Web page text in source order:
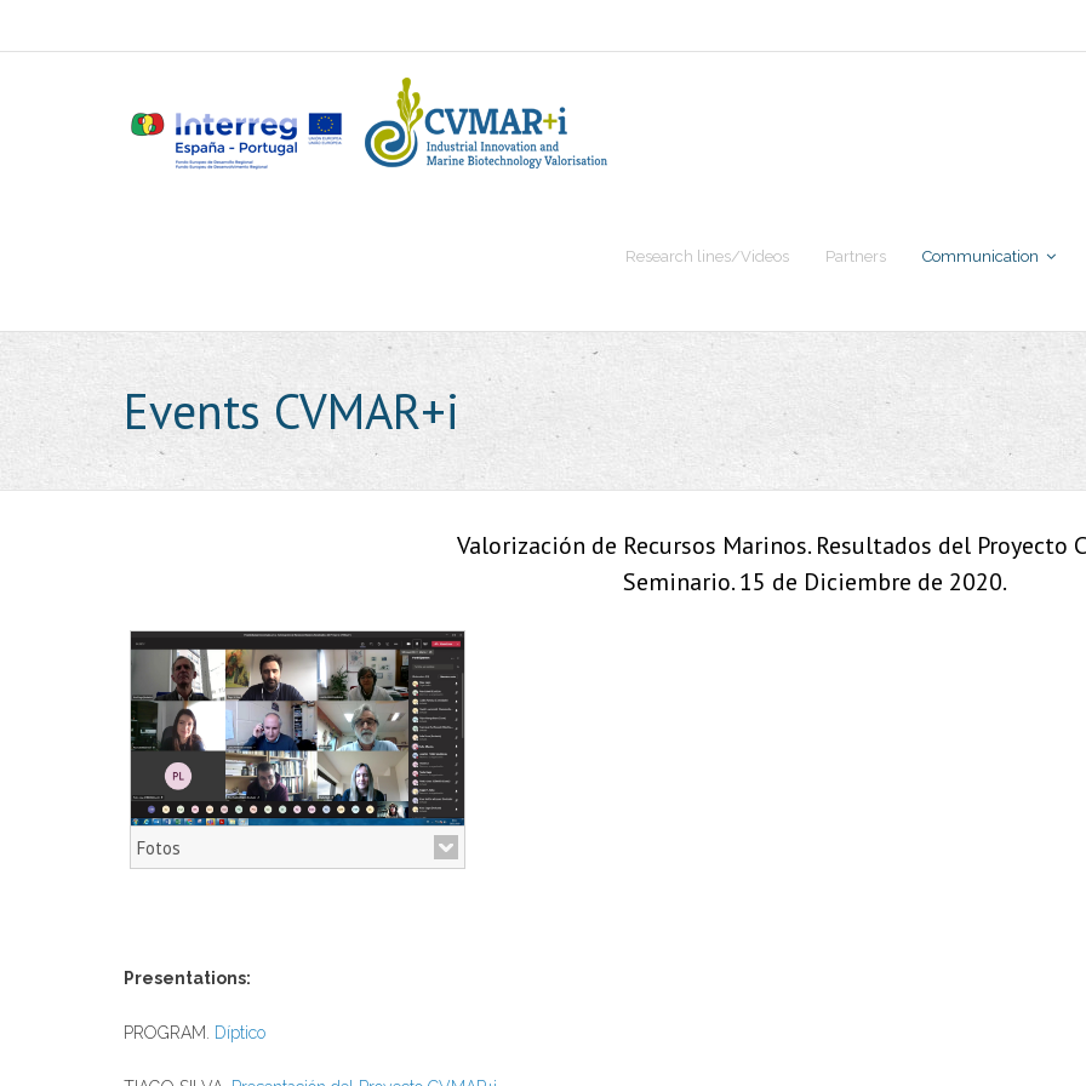
Research lines/Videos Partners Communication
Events CVMAR+i
Valorización de Recursos Marinos. Resultados del Proyecto
Seminario. 15 de Diciembre de 2020.
Fotos
Presentations:
PROGRAM. Díptico